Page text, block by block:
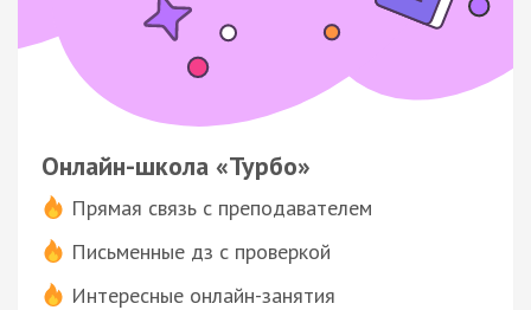
Онлайн-школа «Турбо»
Прямая связь с преподавателем
Письменные дз с проверкой
Интересные онлайн-занятия